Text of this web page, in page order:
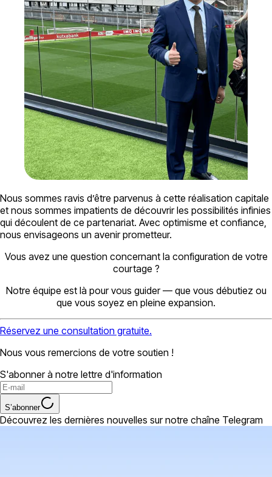
Nous sommes ravis d’être parvenus à cette réalisation capitale
et nous sommes impatients de découvrir les possibilités infinies
qui découlent de ce partenariat. Avec optimisme et confiance,
nous envisageons un avenir prometteur.
Vous avez une question concernant la configuration de votre
courtage ?
Notre équipe est là pour vous guider — que vous débutiez ou
que vous soyez en pleine expansion.
Réservez une consultation gratuite.
Nous vous remercions de votre soutien !
S'abonner à notre lettre d'information
S’abonner
Découvrez les dernières nouvelles sur notre chaîne Telegram